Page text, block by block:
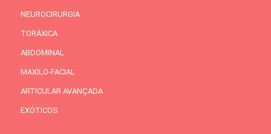
NEUROCIRURGIA
TORÁXICA
ABDOMINAL
MAXILO-FACIAL
ARTICULAR AVANÇADA
EXÓTICOS